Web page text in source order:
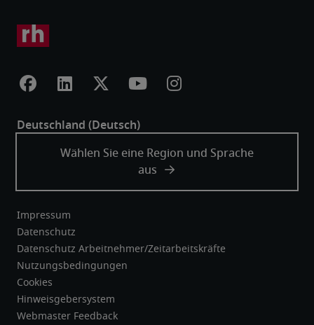
Impressum
Datenschutz
Datenschutz Arbeitnehmer/Zeitarbeitskräfte
Nutzungsbedingungen
Cookies
Hinweisgebersystem
Webmaster Feedback